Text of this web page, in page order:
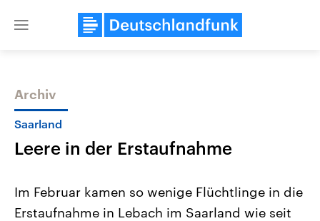
Close
Themen
Archiv
Saarland
Leere in der Erstaufnahme
Im Februar kamen so wenige Flüchtlinge in die
Erstaufnahme in Lebach im Saarland wie seit